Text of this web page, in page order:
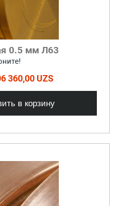
0.5 мм Л63
360,00 UZS
в корзину